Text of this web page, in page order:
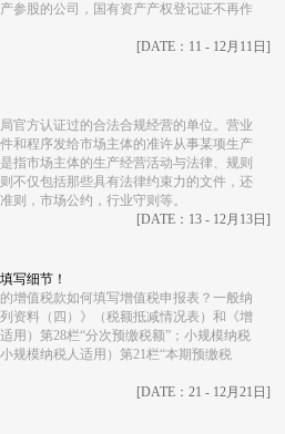
参股的公司，国有资产产权登记证不再作
[DATE：11 - 12月11日]
官方认证过的合法合规经营的单位。营业
和程序发给市场主体的准许从事某项生产
指市场主体的生产经营活动与法律、规则
不仅包括那些具有法律约束力的文件，还
则，市场公约，行业守则等。​
[DATE：13 - 12月13日]
写细节！
增值税款如何填写增值税申报表？一般纳
资料（四）》（税额抵减情况表）和《增
用）第28栏“分次预缴税额”；小规模纳税
规模纳税人适用）第21栏“本期预缴税
[DATE：21 - 12月21日]